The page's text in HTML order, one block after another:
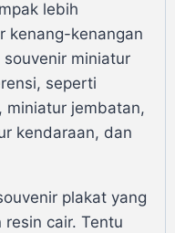
lebih
kenang-kenangan
miniatur
seperti
miniatur jembatan,
kendaraan, dan
plakat yang
cair. Tentu